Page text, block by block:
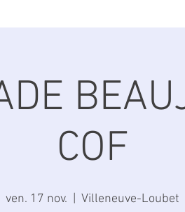
COF
ven. 17 nov. Villeneuve-Loubet